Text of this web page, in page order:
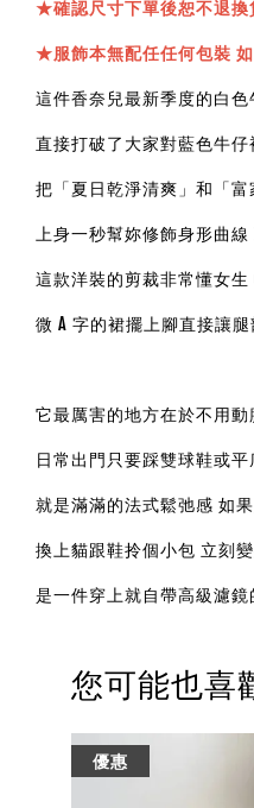
★確認尺寸下單後恕不退換
★服飾本無配任任何包裝
這件香奈兒最新季度的白色
直接打破了大家對藍色牛仔
把「夏日乾淨清爽」和「
上身一秒幫妳修飾身形曲
這款洋裝的剪裁非常懂女
微 A 字的裙擺上腳直接讓
它最厲害的地方在於不用動
日常出門只要踩雙球鞋或
就是滿滿的法式鬆弛感 如
換上貓跟鞋拎個小包 立刻
是一件穿上就自帶高級濾
您可能也喜
優惠